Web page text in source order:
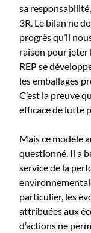
sa
3R. Le bilan ne
progrès qu’il
raison pour jeter
REP se
les emballages
C’est la preuve
efficace de lutte
Mais ce modèle
questionné. Il a
service de la
particulier, les
attribuées aux
d’actions ne